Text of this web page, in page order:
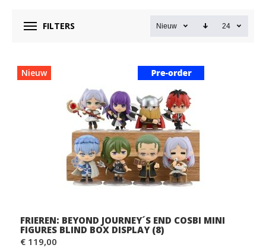
FILTERS Nieuw 24
Nieuw
FRIEREN: BEYOND JOURNEY´S END COSBI MINI
FIGURES BLIND BOX DISPLAY (8)
€ 119,00